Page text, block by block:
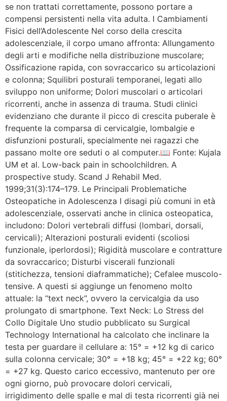
se non trattati correttamente, possono portare a
compensi persistenti nella vita adulta. I Cambiamenti
Fisici dell’Adolescente Nel corso della crescita
adolescenziale, il corpo umano affronta: Allungamento
degli arti e modifiche nella distribuzione muscolare;
Ossificazione rapida, con sovraccarico su articolazioni
e colonna; Squilibri posturali temporanei, legati allo
sviluppo non uniforme; Dolori muscolari o articolari
ricorrenti, anche in assenza di trauma. Studi clinici
evidenziano che durante il picco di crescita puberale è
frequente la comparsa di cervicalgie, lombalgie e
disfunzioni posturali, specialmente nei ragazzi che
passano molte ore seduti o al computer.📖 Fonte: Kujala
UM et al. Low-back pain in schoolchildren. A
prospective study. Scand J Rehabil Med.
1999;31(3):174–179. Le Principali Problematiche
Osteopatiche in Adolescenza I disagi più comuni in età
adolescenziale, osservati anche in clinica osteopatica,
includono: Dolori vertebrali diffusi (lombari, dorsali,
cervicali); Alterazioni posturali evidenti (scoliosi
funzionale, iperlordosi); Rigidità muscolare e contratture
da sovraccarico; Disturbi viscerali funzionali
(stitichezza, tensioni diaframmatiche); Cefalee muscolo-
tensive. A questi si aggiunge un fenomeno molto
attuale: la “text neck”, ovvero la cervicalgia da uso
prolungato di smartphone. Text Neck: Lo Stress del
Collo Digitale Uno studio pubblicato su Surgical
Technology International ha calcolato che inclinare la
testa per guardare il cellulare a: 15° = +12 kg di carico
sulla colonna cervicale; 30° = +18 kg; 45° = +22 kg; 60°
= +27 kg. Questo carico eccessivo, mantenuto per ore
ogni giorno, può provocare dolori cervicali,
irrigidimento delle spalle e mal di testa ricorrenti già nei